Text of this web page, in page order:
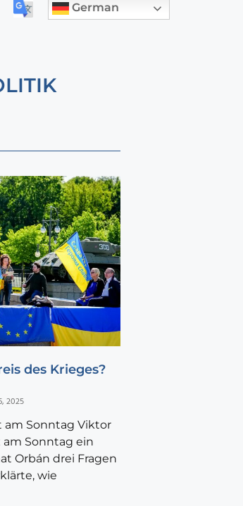
German
des Krieges?
2025
am Sonntag Viktor
Sonntag ein
Orbán drei Fragen
wie